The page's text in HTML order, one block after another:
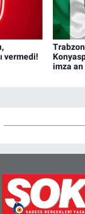
vermedi!
imza